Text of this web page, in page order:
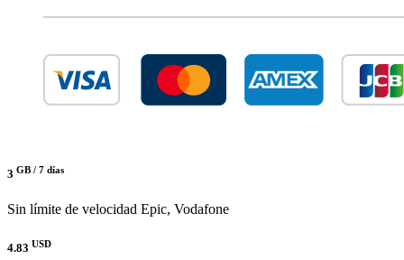
3 GB / 7 días
Sin límite de velocidad Epic, Vodafone
4.83 USD